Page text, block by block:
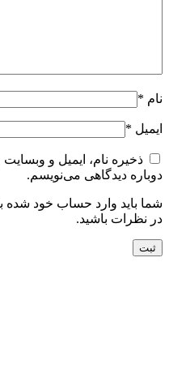
نام *
ایمیل *
ذخیره نام، ایمیل و
دوباره دیدگاهی می‌نویسم.
شما باید وارد حساب خود شده
در نظرات باشید.